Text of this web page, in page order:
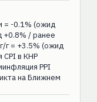
= -0.1% (ожид
+0.8% / ранее
г = +3.5% (ожид
CPI в КНР
PPI
на Ближнем